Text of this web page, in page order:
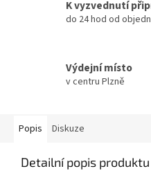
K vyzvednutí
do 24 hod od
Výdejní místo
v centru Plzně
Popis Diskuze
Detailní popis produktu